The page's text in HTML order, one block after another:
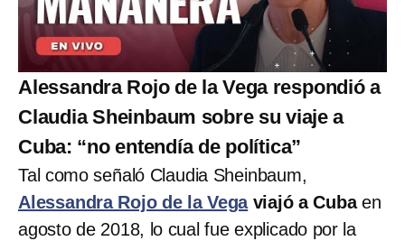
Alessandra Rojo de la Vega respondió a
Claudia Sheinbaum sobre su viaje a
Cuba: “no entendía de política”
Tal como señaló Claudia Sheinbaum,
Alessandra Rojo de la Vegaviajó a Cubaen
agosto de 2018, lo cual fue explicado por la